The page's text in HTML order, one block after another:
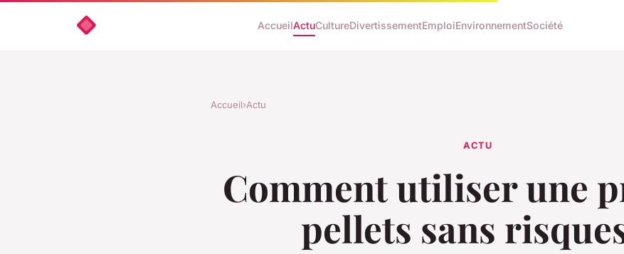
AccueilActuCultureDivertissementEmploiEnvironnementSociété
Accueil›Actu
ACTU
Comment utiliser une
pellets sans